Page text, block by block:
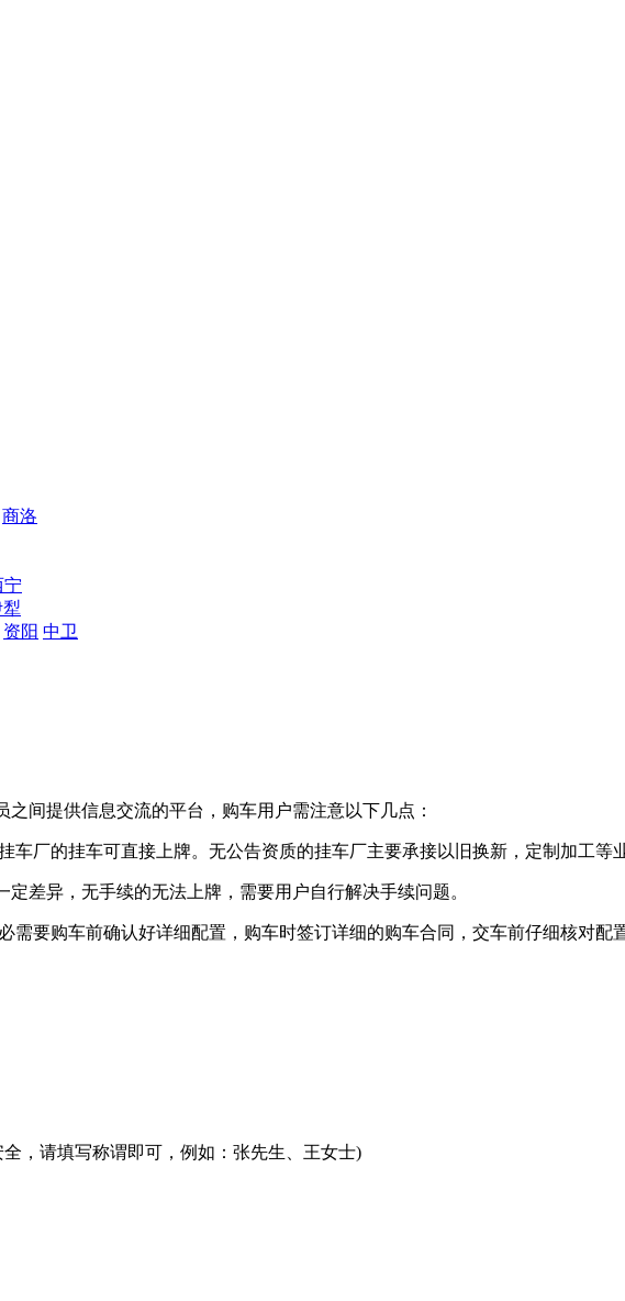
商洛
宁
资阳 中卫
间提供信息交流的平台，购车用户需注意以下几点：
厂的挂车可直接上牌。无公告资质的挂车厂主要承接以旧换新，定制加工等
差异，无手续的无法上牌，需要用户自行解决手续问题。
要购车前确认好详细配置，购车时签订详细的购车合同，交车前仔细核对配
，请填写称谓即可，例如：张先生、王女士)